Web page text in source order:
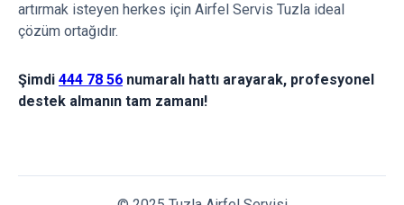
artırmak isteyen herkes için Airfel Servis Tuzla ideal
çözüm ortağıdır.
Şimdi 444 78 56 numaralı hattı arayarak, profesyonel
destek almanın tam zamanı!